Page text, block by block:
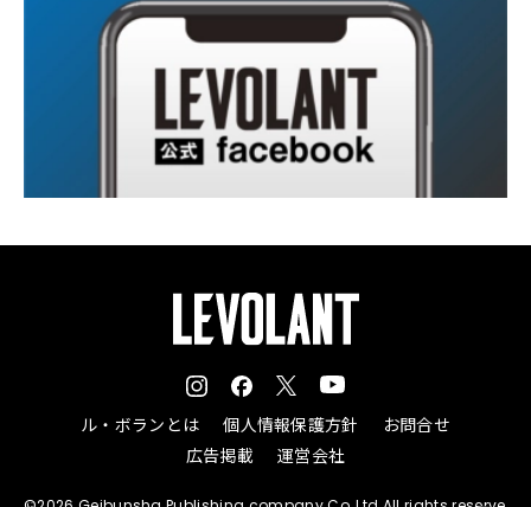
ル・ボランとは 個人情報保護方針
お問合せ
広告掲載
運営会社